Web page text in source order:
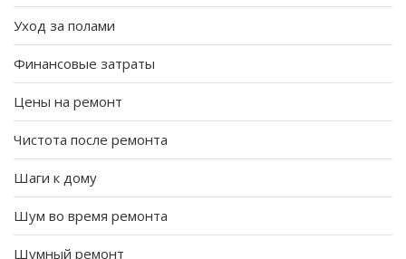
Уход за полами
Финансовые затраты
Цены на ремонт
Чистота после ремонта
Шаги к дому
Шум во время ремонта
Шумный ремонт